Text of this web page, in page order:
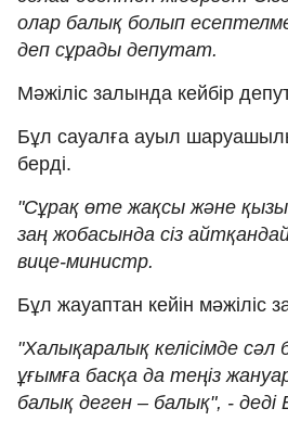
олар балық болып
деп сұрады депутат.
Мәжіліс залында кейбір
Бұл сауалға ауыл
берді.
"Сұрақ өте жақсы және
заң жобасында сіз
вице-министр.
Бұл жауаптан кейін мәжіліс
"Халықаралық келісімде
ұғымға басқа да теңіз
балық деген – балық", - деді